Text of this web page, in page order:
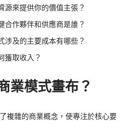
源來提供你的價值主張？
合作夥伴和供應商是誰？
涉及的主要成本有哪些？
獲取收入？
業模式畫布？
複雜的商業概念，使專注於核心要